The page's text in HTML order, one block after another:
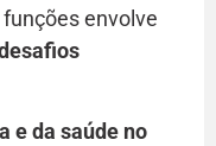
envolve
e da saúde no